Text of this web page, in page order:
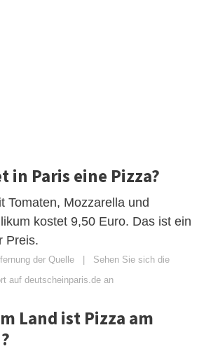
in Paris eine Pizza?
Tomaten, Mozzarella und
kostet 9,50 Euro. Das ist ein
Preis.
der Quelle
Sehen Sie sich die
auf deutscheinparis.de an
Land ist Pizza am